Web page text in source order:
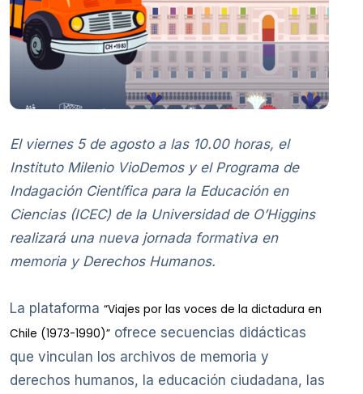
El viernes 5 de agosto a las 10.00 horas, el
Instituto Milenio VioDemos y el Programa de
Indagación Científica para la Educación en
Ciencias (ICEC) de la Universidad de O’Higgins
realizará una nueva jornada formativa en
memoria y Derechos Humanos.
La plataforma “Viajes por las voces de la dictadura en
Chile (1973-1990)” ofrece secuencias didácticas
que vinculan los archivos de memoria y
derechos humanos, la educación ciudadana, las